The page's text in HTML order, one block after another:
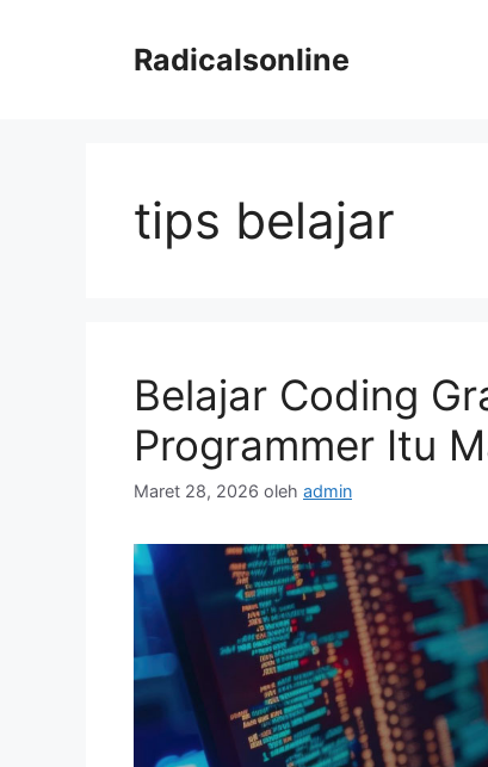
Radicalsonline
tips belajar
Belajar Coding
Programmer Itu
Maret 28, 2026 oleh admin